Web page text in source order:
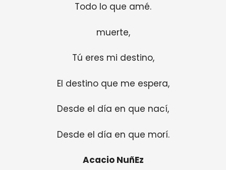
Todo lo que amé.
muerte,
Tú eres mi destino,
El destino que me espera,
Desde el día en que nací,
Desde el día en que morí.
Acacio NuñEz